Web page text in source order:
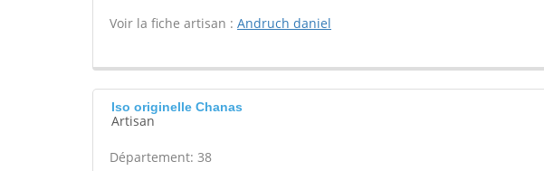
Voir la fiche artisan : Andruch daniel
Iso originelle Chanas
Artisan
Département: 38